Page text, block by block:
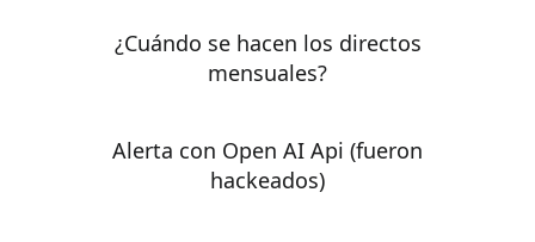
¿Cuándo se hacen los directos
mensuales?
Alerta con Open AI Api (fueron
hackeados)